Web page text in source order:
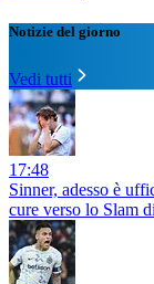
Notizie del giorno
Vedi tutti
17:48
Sinner, adesso è
cure verso lo Slam